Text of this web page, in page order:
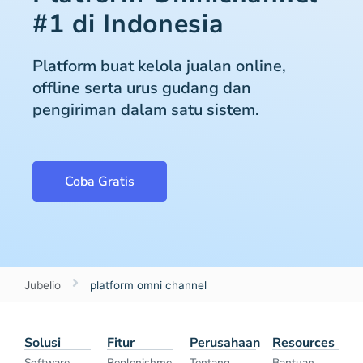
#1 di Indonesia
Platform buat kelola jualan online,
offline serta urus gudang dan
pengiriman dalam satu sistem.
Coba Gratis
Jubelio platform omni channel
Solusi Fitur Perusahaan Resources